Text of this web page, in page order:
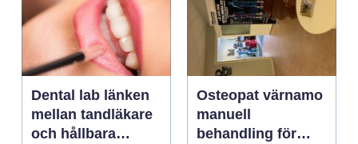
Dental lab länken
mellan tandläkare
och hållbara
Osteopat värnamo
manuell
behandling för